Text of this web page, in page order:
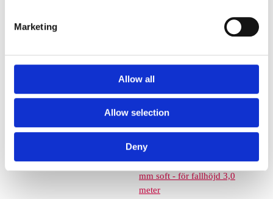
Marketing
Allow all
Allow selection
Deny
Euroflex fallskyddsmatta 40
mm - för fallhöjd 1,2 meter
mm - för fallhöjd 1,5 meter
Euroflex fallskyddsmatta 60
mm – för fallhöjd 1,7 meter
Euroflex fallskyddsmatta 80
mm - för fallhöjd 2,4 meter
Euroflex fallskyddsmatta 90
mm soft - för fallhöjd 3,0
meter